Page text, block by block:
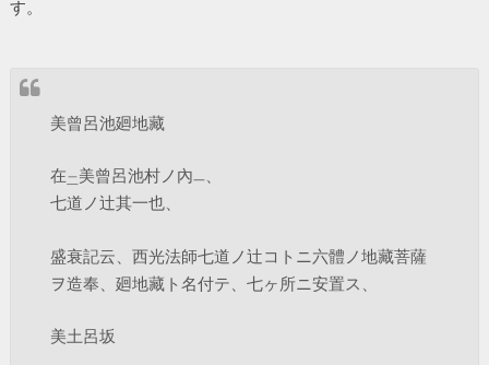
す。
美曾呂池廻地藏
在二美曾呂池村ノ內一
七道ノ辻其一也、
盛衰記云、西光法師七道ノ辻コトニ六體ノ地藏菩薩
ヲ造奉、廻地藏ト名付テ、七ヶ所ニ安置ス、
美土呂坂